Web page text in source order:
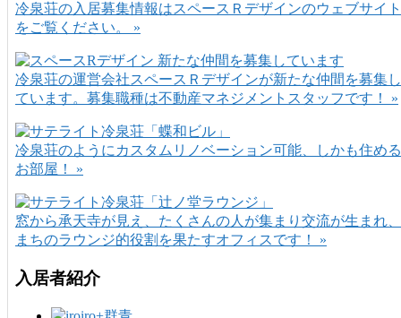
冷泉荘の入居募集情報はスペースＲデザインのウェブサイト
をご覧ください。 »
冷泉荘の運営会社スペースＲデザインが新たな仲間を募集し
ています。募集職種は不動産マネジメントスタッフです！ »
冷泉荘のようにカスタムリノベーション可能、しかも住める
お部屋！ »
窓から承天寺が見え、たくさんの人が集まり交流が生まれ、
まちのラウンジ的役割を果たすオフィスです！ »
入居者紹介